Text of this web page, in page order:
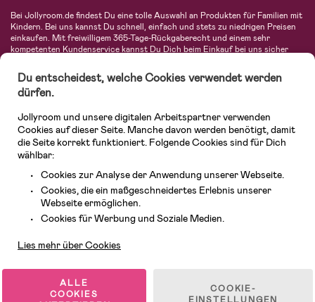
Bei Jollyroom.de findest Du eine tolle Auswahl an Produkten für Familien mit
Kindern. Bei uns kannst Du schnell, einfach und stets zu niedrigen Preisen
einkaufen. Mit freiwilligem 365-Tage-Rückgaberecht und einem sehr
kompetenten Kundenservice kannst Du Dich beim Einkauf bei uns sicher
Autositze, Kinder- und Babymode, Produkte für Mütter und eine Menge
fantastischer Einrichtungsgegenstände, Spielsachen, Babyprodukte und
vieles mehr. Wir haben Produkte von bekannten Herstellern wie Britax, Maxi-
Avent, Jack Wolfskin, Cybex, LEGO und vielen mehr. Schau Dich um in
unserer vielfältigen Online-Boutique für Kinder & Babys. Willkommen!
© 2026 Jollyroom GmbH. Alle Rechte vorbehalten.
Du entscheidest, welche Cookies verwendet werden
dürfen.
Jollyroom und unsere digitalen Arbeitspartner verwenden
Cookies auf dieser Seite. Manche davon werden benötigt, damit
die Seite korrekt funktioniert. Folgende Cookies sind für Dich
wählbar:
Cookies zur Analyse der Anwendung unserer Webseite.
Cookies, die ein maßgeschneidertes Erlebnis unserer
Webseite ermöglichen.
Cookies für Werbung und Soziale Medien.
Lies mehr über Cookies
ALLE
COOKIES
COOKIE-